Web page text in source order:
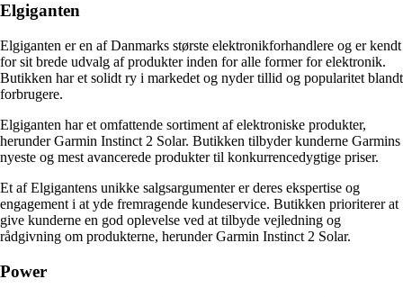
Elgiganten
Elgiganten er en af Danmarks største elektronikforhandlere og er kendt
for sit brede udvalg af produkter inden for alle former for elektronik.
Butikken har et solidt ry i markedet og nyder tillid og popularitet blandt
forbrugere.
Elgiganten har et omfattende sortiment af elektroniske produkter,
herunder Garmin Instinct 2 Solar. Butikken tilbyder kunderne Garmins
nyeste og mest avancerede produkter til konkurrencedygtige priser.
Et af Elgigantens unikke salgsargumenter er deres ekspertise og
engagement i at yde fremragende kundeservice. Butikken prioriterer at
give kunderne en god oplevelse ved at tilbyde vejledning og
rådgivning om produkterne, herunder Garmin Instinct 2 Solar.
Power